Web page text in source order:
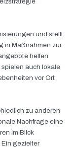
und stellt
in Maßnahmen zur
helfen
auch lokale
vor Ort
zu anderen
Nachfrage eine
im Blick
gezielter